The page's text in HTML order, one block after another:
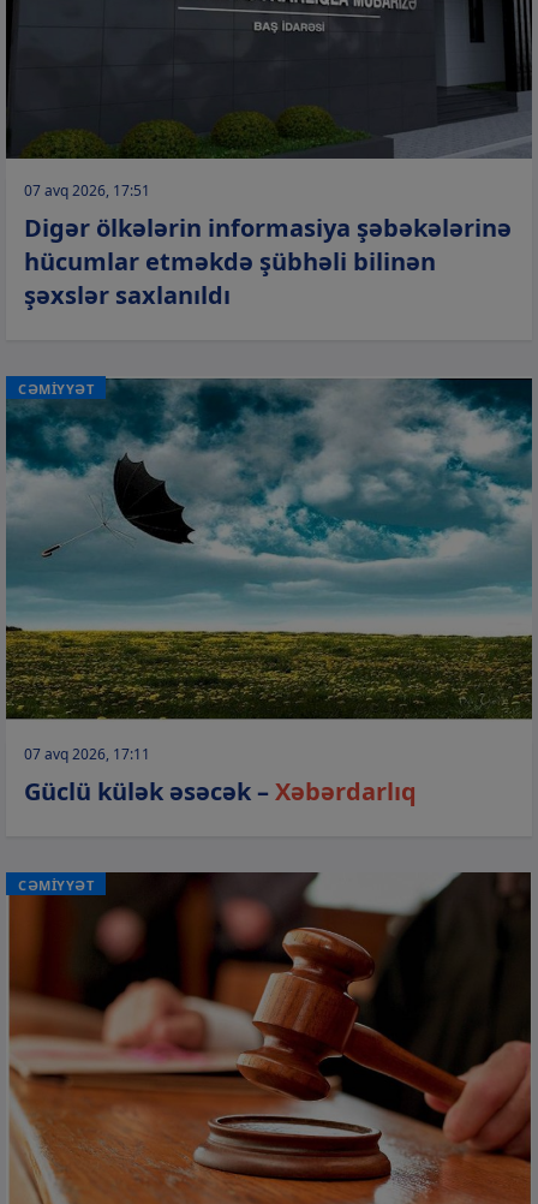
07 avq 2026, 17:51
Digər ölkələrin informasiya şəbəkələrinə
hücumlar etməkdə şübhəli bilinən
şəxslər saxlanıldı
CƏMİYYƏT
07 avq 2026, 17:11
Güclü külək əsəcək –Xəbərdarlıq
CƏMİYYƏT